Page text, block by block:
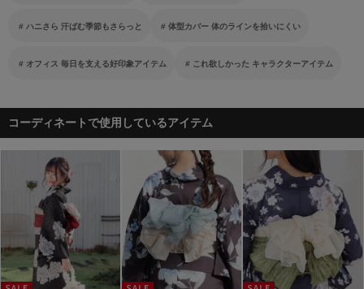
ハニさら 汗ばむ季節もさらっと 体型カバー 体のラインを拾いにくい
オフィス 毎日を支える好印象アイテム これ欲しかった キャラクターアイテム
コーディネートで使用しているアイテム